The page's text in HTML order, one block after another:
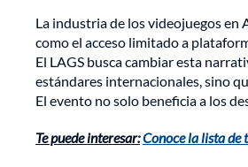
La industria de los videojuegos en
como el acceso limitado a
El LAGS busca cambiar esta
estándares internacionales, sino
El evento no solo beneficia a los
Te puede interesar:Conoce la lista de